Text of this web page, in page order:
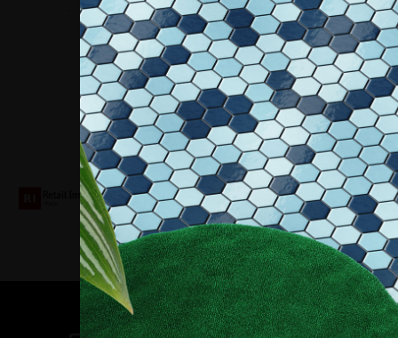
Collaboriamo con
Contatti